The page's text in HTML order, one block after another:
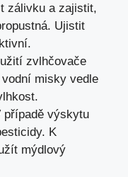
zálivku a zajistit,
Ujistit
zvlhčovače
misky vedle
případě výskytu
K
mýdlový